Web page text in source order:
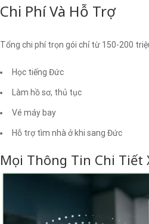
Chi Phí Và Hỗ Trợ
Tổng chi phí trọn gói chỉ từ 150-200
Học tiếng Đức
Làm hồ sơ, thủ tục
Vé máy bay
Hỗ trợ tìm nhà ở khi sang Đức
Mọi Thông Tin Chi Tiết